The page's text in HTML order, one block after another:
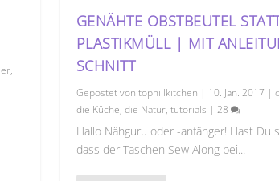
,
GENÄHTE OBSTBEUTEL
PLASTIKMÜLL | MIT
SCHNITT
Gepostet von tophillkitchen | 10. Jan. 2017 |
die Küche, die Natur, tutorials | 28
Hallo Nähguru oder -anfänger! Hast Du
dass der Taschen Sew Along bei...